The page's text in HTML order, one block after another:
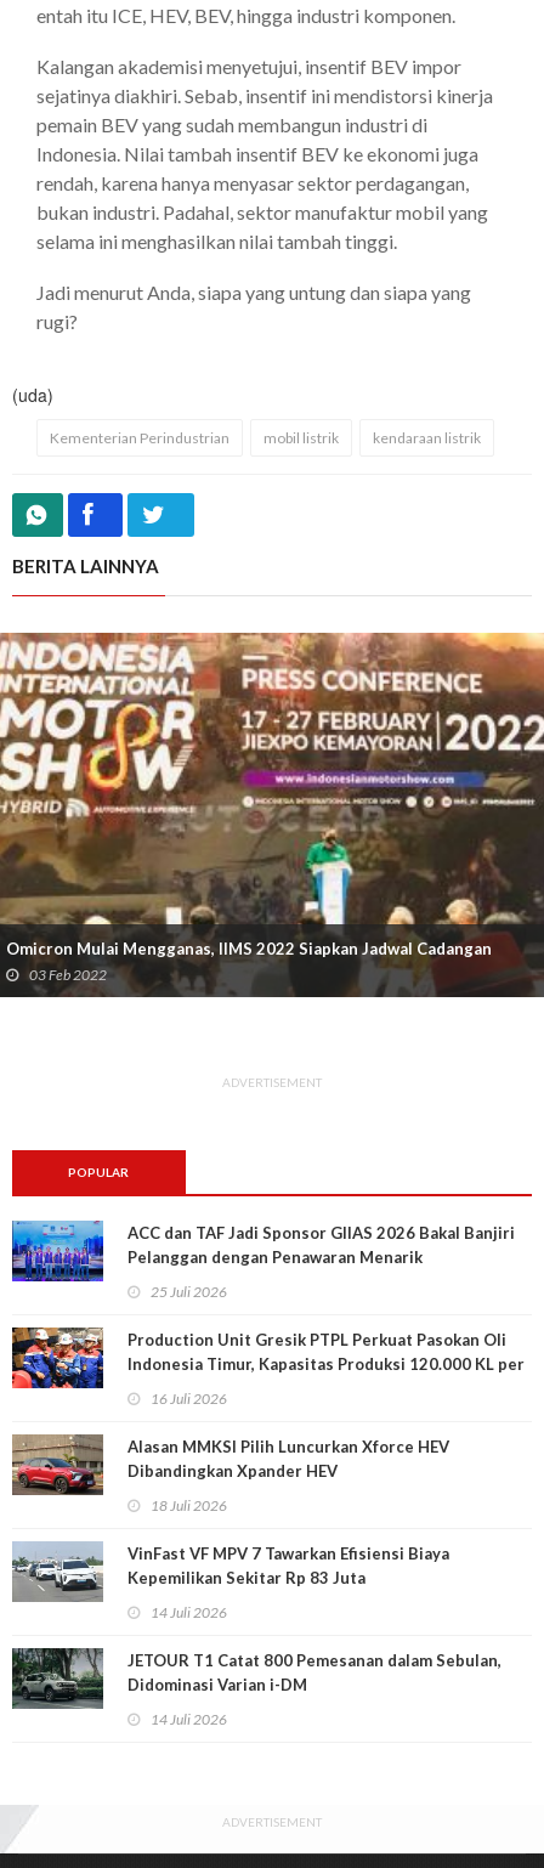
entah itu ICE, HEV, BEV, hingga industri komponen.
Kalangan akademisi menyetujui, insentif BEV impor
sejatinya diakhiri. Sebab, insentif ini mendistorsi kinerja
pemain BEV yang sudah membangun industri di
Indonesia. Nilai tambah insentif BEV ke ekonomi juga
rendah, karena hanya menyasar sektor perdagangan,
bukan industri. Padahal, sektor manufaktur mobil yang
selama ini menghasilkan nilai tambah tinggi.
Jadi menurut Anda, siapa yang untung dan siapa yang
rugi?
(uda)
Kementerian Perindustrian mobil listrik kendaraan listrik
BERITA LAINNYA
Omicron Mulai Mengganas, IIMS 2022 Siapkan Jadwal Cadangan
03 Feb 2022
ADVERTISEMENT
POPULAR
ACC dan TAF Jadi Sponsor GIIAS 2026 Bakal Banjiri
Pelanggan dengan Penawaran Menarik
25 Juli 2026
Production Unit Gresik PTPL Perkuat Pasokan Oli
Indonesia Timur, Kapasitas Produksi 120.000 KL per
Tahun
16 Juli 2026
Alasan MMKSI Pilih Luncurkan Xforce HEV
Dibandingkan Xpander HEV
18 Juli 2026
VinFast VF MPV 7 Tawarkan Efisiensi Biaya
Kepemilikan Sekitar Rp 83 Juta
14 Juli 2026
JETOUR T1 Catat 800 Pemesanan dalam Sebulan,
Didominasi Varian i-DM
14 Juli 2026
ADVERTISEMENT